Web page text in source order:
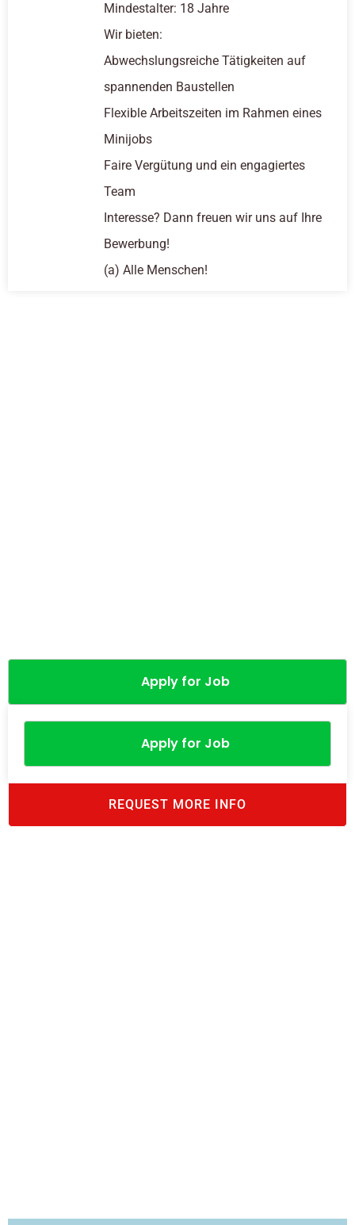
Mindestalter: 18 Jahre
Wir bieten:
Abwechslungsreiche Tätigkeiten auf
spannenden Baustellen
Flexible Arbeitszeiten im Rahmen eines
Minijobs
Faire Vergütung und ein engagiertes
Team
Interesse? Dann freuen wir uns auf Ihre
Bewerbung!
(a) Alle Menschen!
Apply for Job
Apply for Job
REQUEST MORE INFO